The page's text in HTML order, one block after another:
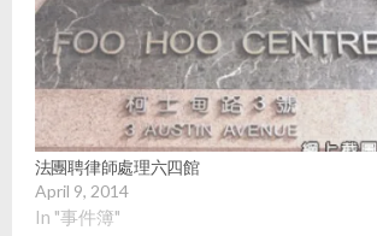
法團聘律師處理六四館
April 9, 2014
In "事件簿"